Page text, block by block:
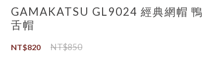
GAMAKATSU GL9024 經典網帽 鴨
舌帽
NT$820 NT$850